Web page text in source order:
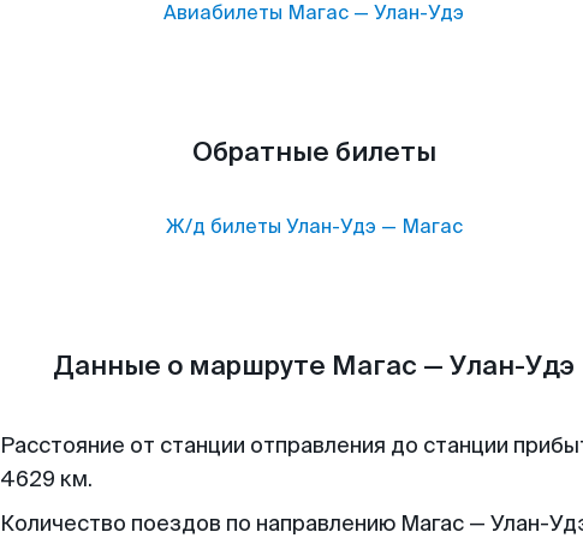
Авиабилеты Магас — Улан-Удэ
Обратные билеты
Ж/д билеты Улан-Удэ — Магас
Данные о маршруте Магас — Улан-Удэ
Расстояние от станции отправления до станции
4629 км.
Количество поездов по направлению Магас — Улан-